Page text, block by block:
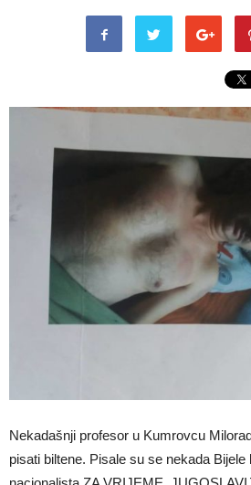
Nekadašnji profesor u Kumrovcu
pisati biltene. Pisale su se nekada